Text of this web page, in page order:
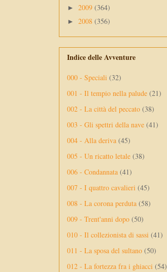
► 2009 (364)
► 2008 (356)
Indice delle Avventure
000 - Speciali (32)
001 - Il tempio nella palude (21)
002 - La città del peccato (38)
003 - Gli spettri della nave (41)
004 - Alla deriva (45)
005 - Un ricatto letale (38)
006 - Condannata (41)
007 - I quattro cavalieri (45)
008 - La corona perduta (58)
009 - Trent'anni dopo (50)
010 - Il collezionista di sassi (41)
011 - La sposa del sultano (50)
012 - La fortezza fra i ghiacci (54)